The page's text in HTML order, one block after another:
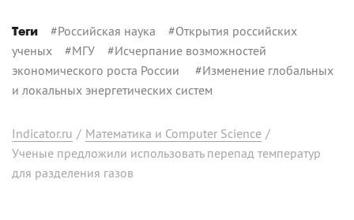
Теги #Российская наука #Открытия российских
ученых #МГУ #Исчерпание возможностей
экономического роста России
#Изменение глобальных
и локальных энергетических систем
Indicator.ru / Математика и Computer Science /
Ученые предложили использовать перепад температур
для разделения газов